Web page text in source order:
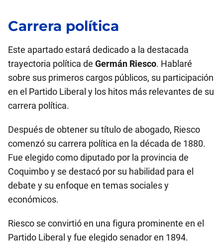
Carrera política
Este apartado estará dedicado a la destacada
trayectoria política de Germán Riesco. Hablaré
sobre sus primeros cargos públicos, su participación
en el Partido Liberal y los hitos más relevantes de su
carrera política.
Después de obtener su título de abogado, Riesco
comenzó su carrera política en la década de 1880.
Fue elegido como diputado por la provincia de
Coquimbo y se destacó por su habilidad para el
debate y su enfoque en temas sociales y
económicos.
Riesco se convirtió en una figura prominente en el
Partido Liberal y fue elegido senador en 1894.